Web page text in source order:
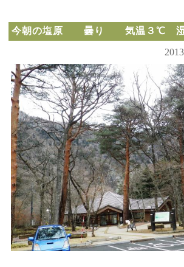
今朝の塩原 曇り 気温３℃ 湿